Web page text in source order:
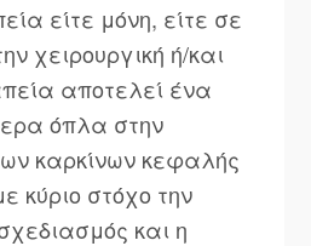
είτε μόνη, είτε σε
χειρουργική ή/και
αποτελεί ένα
όπλα στην
καρκίνων κεφαλής
κύριο στόχο την
και η